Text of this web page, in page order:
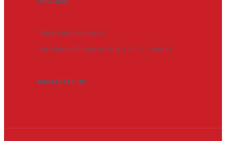
TÍMEA +36 20 561 46 33
1047 BUDAPEST BAROSS UTCA 75-77. 1 EMELET
KANAPETAR.HU